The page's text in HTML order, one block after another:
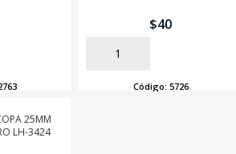
$40
AÑADIR
Código: 5726
25MM
LH-3424
SEGUÍ COMPRANDO
TU COMPRA